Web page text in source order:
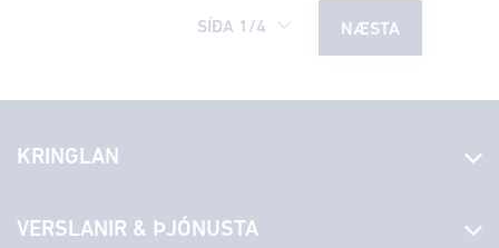
SÍÐA 1 /4 NÆSTA
KRINGLAN
Laus störf
VERSLANIR & ÞJÓNUSTA